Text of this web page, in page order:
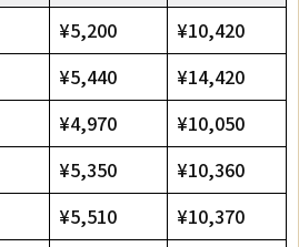
¥5,200
¥10,420
¥5,440
¥14,420
¥4,970
¥10,050
¥5,350
¥10,360
¥5,510
¥10,370